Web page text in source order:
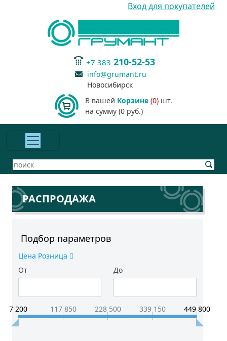
Вход для покупателей
+7 383 210-52-53
info@grumant.ru
Новосибирск
В вашей Корзине (0) шт.
на сумму (0 руб.)
РАСПРОДАЖА
Подбор параметров
Цена Розница
От
До
7 200 117 850 228 500 339 150 449 800